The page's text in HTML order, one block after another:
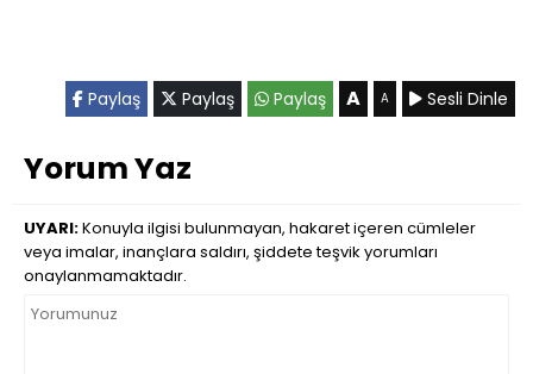
Paylaş Paylaş Paylaş A A Sesli Dinle
Yorum Yaz
UYARI:Konuyla ilgisi bulunmayan, hakaret içeren cümleler
veya imalar, inançlara saldırı, şiddete teşvik yorumları
onaylanmamaktadır.